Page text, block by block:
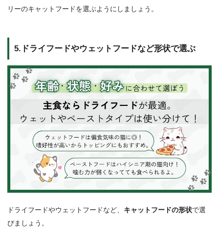
リーのキャットフードを選ぶようにしましょう。
5.ドライフードやウェットフードなど形状で選ぶ
ドライフードやウェットフードなど、 キャットフードの形状で選
びましょう。